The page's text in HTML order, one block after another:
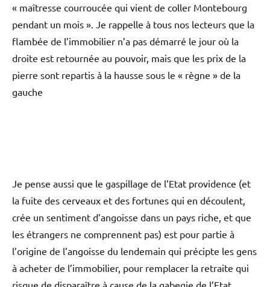
« maîtresse courroucée qui vient de coller Montebourg
pendant un mois ». Je rappelle à tous nos lecteurs que la
flambée de l’immobilier n’a pas démarré le jour où la
droite est retournée au pouvoir, mais que les prix de la
pierre sont repartis à la hausse sous le « règne » de la
gauche
Je pense aussi que le gaspillage de l’Etat providence (et
la fuite des cerveaux et des fortunes qui en découlent,
crée un sentiment d’angoisse dans un pays riche, et que
les étrangers ne comprennent pas) est pour partie à
l’origine de l’angoisse du lendemain qui précipte les gens
à acheter de l’immobilier, pour remplacer la retraite qui
risque de disparaître à cause de la gabegie de l’Etat